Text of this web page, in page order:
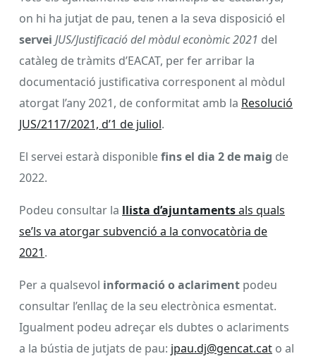
on hi ha jutjat de pau, tenen a la seva disposició el
servei JUS/Justificació del mòdul econòmic 2021 del
catàleg de tràmits d’EACAT, per fer arribar la
documentació justificativa corresponent al mòdul
atorgat l’any 2021, de conformitat amb la Resolució
JUS/2117/2021, d’1 de juliol.
El servei estarà disponiblefins el dia 2 de maig de
2022.
Podeu consultar la llista d’ajuntamentsals quals
se’ls va atorgar subvenció a la convocatòria de
2021.
Per a qualsevol informació o aclariment podeu
consultar l’enllaç de la seu electrònica esmentat.
Igualment podeu adreçar els dubtes o aclariments
a la bústia de jutjats de pau: jpau.dj@gencat.cat o al